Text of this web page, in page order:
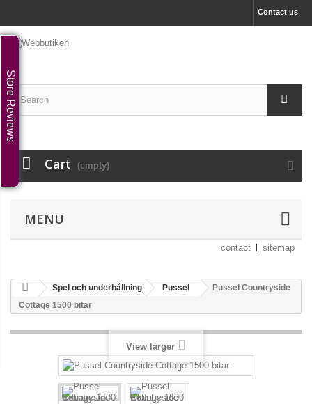
Contact us
Cart (empty)
MENU
contact sitemap
Spel och underhållning Pussel
Pussel Countryside
Cottage 1500 bitar
View larger
Store Reviews